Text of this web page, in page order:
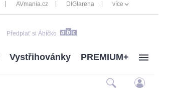
AVmania.cz DIGIarena více
Předplať si Ábíčko
Vystřihovánky PREMIUM+